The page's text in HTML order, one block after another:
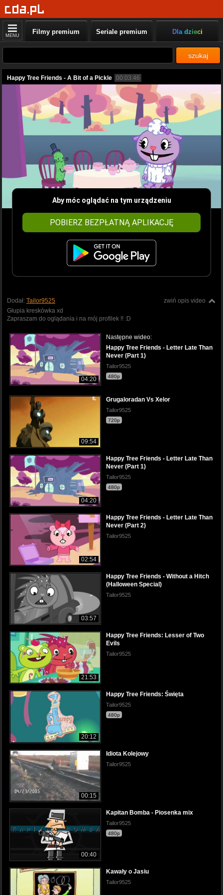
MENU Filmy premium Seriale premium Dla dzieci
szukaj
Happy Tree Friends - A Bit of a Pickle 00:03:46
Aby móc oglądać na tym urządzeniu
POBIERZ BEZPŁATNĄ APLIKACJĘ
zwiń opis video
Dodał: Tailor9525
Głupia kreskówka xd
Zapraszam do oglądania i na mój profilek !! :D
04:20
Następne wideo:
Happy Tree Friends - Letter Late Than
Never (Part 1)
Tailor9525
480p
09:54
Grugaloradan Vs Xelor
Tailor9525
720p
04:20
Happy Tree Friends - Letter Late Than
Never (Part 1)
Tailor9525
480p
02:54
Happy Tree Friends - Letter Late Than
Never (Part 2)
Tailor9525
03:57
Happy Tree Friends - Without a Hitch
(Halloween Special)
Tailor9525
21:53
Happy Tree Friends: Lesser of Two
Evils
Tailor9525
20:12
Happy Tree Friends: Święta
Tailor9525
480p
00:15
Idiota Kolejowy
Tailor9525
00:40
Kapitan Bomba - Piosenka mix
Tailor9525
480p
Kawały o Jasiu
Tailor9525